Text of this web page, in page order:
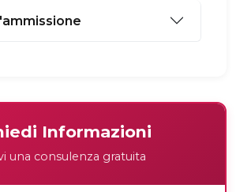
Informazioni
una consulenza gratuita